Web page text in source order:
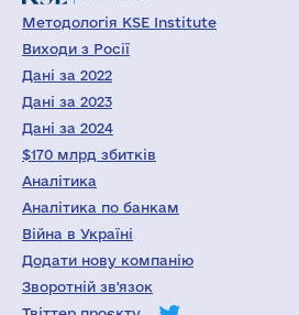
Методологія KSE Institute
Виходи з Росії
Дані за 2022
Дані за 2023
Дані за 2024
$170 млрд збитків
Аналітика
Аналітика по банкам
Війна в Україні
Додати нову компанію
Зворотній зв'язок